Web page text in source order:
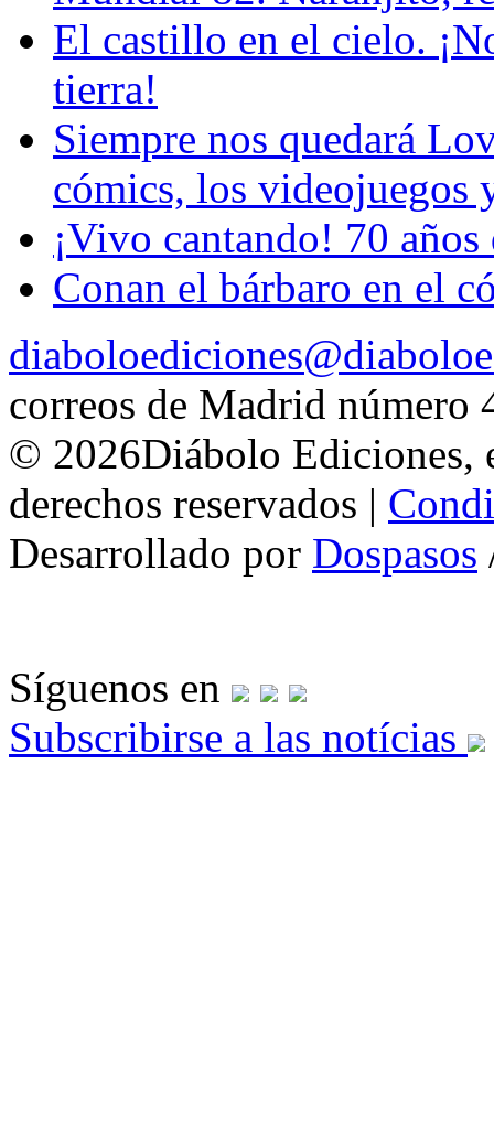
El castillo en el cielo.
tierra!
Siempre nos quedará
cómics, los videojuegos
¡Vivo cantando! 70
Conan el bárbaro en el
correos de Madrid número
© 2026Diábolo Ediciones,
derechos reservados |
Desarrollado por Dospasos
Síguenos en
Subscribirse a las notícias